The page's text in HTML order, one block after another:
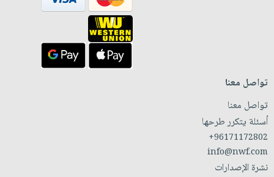
تواصل معنا
تواصل معنا
أسئلة يتكرر طرحها
+96171172802
info@nwf.com
نشرة الإصدارات